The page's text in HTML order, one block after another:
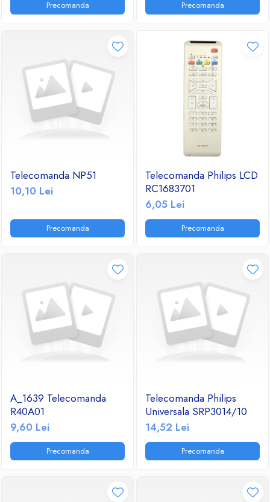
Ventilatoare
Precomanda Precomanda
Telecomanda NP51
10,10 Lei
Precomanda
Telecomanda Philips LCD
RC1683701
6,05 Lei
Precomanda
A_1639 Telecomanda
R40A01
9,60 Lei
Precomanda
Telecomanda Philips
Universala SRP3014/10
14,52 Lei
Precomanda